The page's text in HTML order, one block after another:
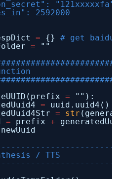
"121xxxxxfa",
2592000
= {} # get baidu
=
""
=
""):
=
uuid.uuid4()
= str
= prefix +
newUuid
/ TTS